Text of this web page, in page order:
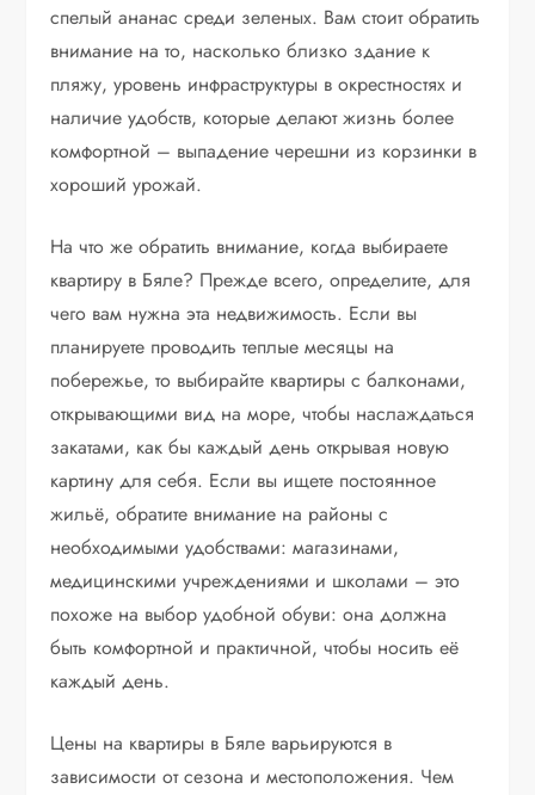
спелый ананас среди зеленых. Вам стоит обратить
внимание на то, насколько близко здание к
пляжу, уровень инфраструктуры в окрестностях и
наличие удобств, которые делают жизнь более
комфортной – выпадение черешни из корзинки в
хороший урожай.
На что же обратить внимание, когда выбираете
квартиру в Бяле? Прежде всего, определите, для
чего вам нужна эта недвижимость. Если вы
планируете проводить теплые месяцы на
побережье, то выбирайте квартиры с балконами,
открывающими вид на море, чтобы наслаждаться
закатами, как бы каждый день открывая новую
картину для себя. Если вы ищете постоянное
жильё, обратите внимание на районы с
необходимыми удобствами: магазинами,
медицинскими учреждениями и школами – это
похоже на выбор удобной обуви: она должна
быть комфортной и практичной, чтобы носить её
каждый день.
Цены на квартиры в Бяле варьируются в
зависимости от сезона и местоположения. Чем